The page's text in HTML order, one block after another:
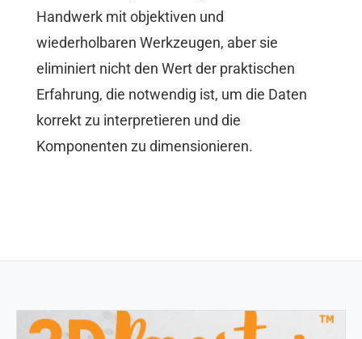
Handwerk mit objektiven und
wiederholbaren Werkzeugen, aber sie
eliminiert nicht den Wert der praktischen
Erfahrung, die notwendig ist, um die Daten
korrekt zu interpretieren und die
Komponenten zu dimensionieren.